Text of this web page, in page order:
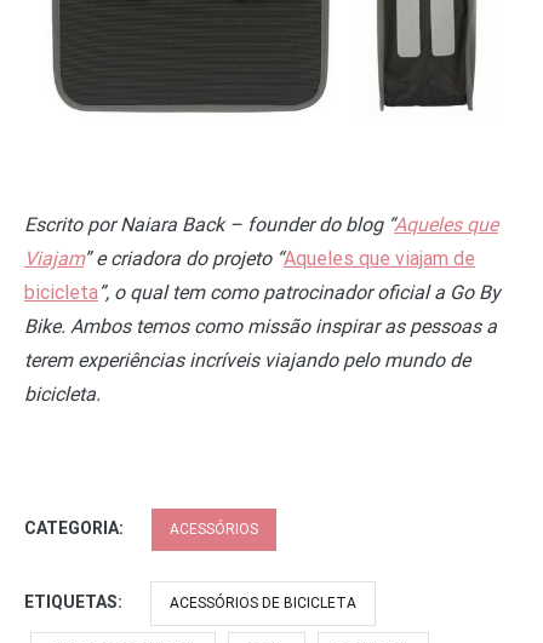
Escrito por Naiara Back – founder do blog “Aqueles que
Viajam” e criadora do projeto “Aqueles que viajam de
bicicleta”, o qual tem como patrocinador oficial a Go By
Bike. Ambos temos como missão inspirar as pessoas a
terem experiências incríveis viajando pelo mundo de
bicicleta.
CATEGORIA: ACESSÓRIOS
ETIQUETAS: ACESSÓRIOS DE BICICLETA